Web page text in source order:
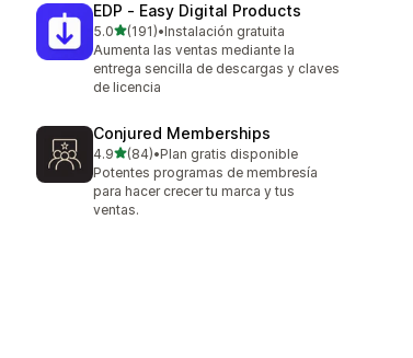
EDP ‑ Easy Digital Products
5.0de 5 estrellas
(191)
191 reseñas en total
•Instalación gratuita
Aumenta las ventas mediante la
entrega sencilla de descargas y claves
de licencia
Conjured Memberships
4.9de 5 estrellas
(84)
84 reseñas en total
•Plan gratis disponible
Potentes programas de membresía
para hacer crecer tu marca y tus
ventas.